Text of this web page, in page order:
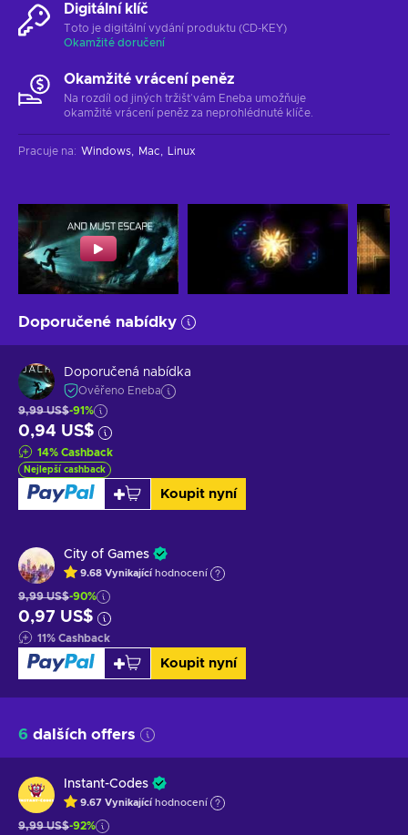
Digitální klíč
Toto je digitální vydání produktu (CD-KEY)
Okamžité doručení
Okamžité vrácení peněz
Na rozdíl od jiných tržišť vám Eneba umožňuje
okamžité vrácení peněz za neprohlédnuté klíče.
Pracuje na: Windows Mac Linux
Doporučené nabídky
Doporučená nabídka
Ověřeno Eneba
9,99 US$-91%
0,94 US$
14% Cashback
Nejlepší cashback
Koupit nyní
City of Games
9.68 Vynikající hodnocení
9,99 US$-90%
0,97 US$
11% Cashback
Koupit nyní
6 dalších offers
Instant-Codes
9.67 Vynikající hodnocení
9,99 US$-92%